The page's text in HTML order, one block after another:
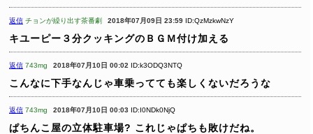
返信 チョンが繰り出す茶番劇 2018年07月09日 23:59 ID:QzMzkwNzY
キユーピー３分クッキングのＢＧＭ付け加える
返信 743mg 2018年07月10日 00:02 ID:k3ODQ3NTQ
こんなに下手なんじゃ車乗ってても楽しくないだろうな
返信 743mg 2018年07月10日 00:03 ID:I0NDk0NjQ
ぱちんこ屋の立体駐車場? これじゃぱちも敗けだね。